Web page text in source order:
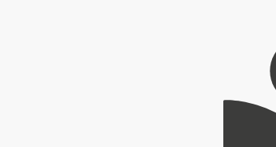
auf anstehende Feste und Bauprojekte in